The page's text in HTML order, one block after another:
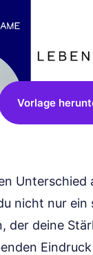
Vorlage
Unterschied
nicht nur
der deine